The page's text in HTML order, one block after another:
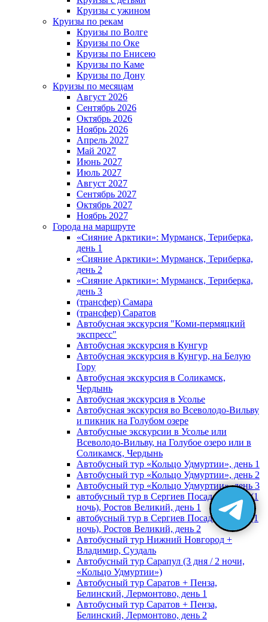
Круизы с ужином
Круизы по рекам
Круизы по Волге
Круизы по Оке
Круизы по Енисею
Круизы по Каме
Круизы по Дону
Круизы по месяцам
Август 2026
Сентябрь 2026
Октябрь 2026
Ноябрь 2026
Апрель 2027
Май 2027
Июнь 2027
Июль 2027
Август 2027
Сентябрь 2027
Октябрь 2027
Ноябрь 2027
Города на маршруте
«Сияние Арктики»: Мурманск, Териберка,
день 1
«Сияние Арктики»: Мурманск, Териберка,
день 2
«Сияние Арктики»: Мурманск, Териберка,
день 3
(трансфер) Самара
(трансфер) Саратов
Автобусная экскурсия "Коми-пермяцкий
экспресс"
Автобусная экскурсия в Кунгур
Автобусная экскурсия в Кунгур, на Белую
Гору
Автобусная экскурсия в Соликамск,
Чердынь
Автобусная экскурсия в Усолье
Автобусная экскурсия во Всеволодо-Вильву
и пикник на Голубом озере
Автобусные экскурсии в Усолье или
Всеволодо-Вильву, на Голубое озеро или в
Соликамск, Чердынь
Автобусный тур «Кольцо Удмуртии», день 1
Автобусный тур «Кольцо Удмуртии», день 2
Автобусный тур «Кольцо Удмуртии», день 3
автобусный тур в Сергиев Посад, Москву (1
ночь), Ростов Великий, день 1
автобусный тур в Сергиев Посад, Москву (1
ночь), Ростов Великий, день 2
Автобусный тур Нижний Новгород +
Владимир, Суздаль
Автобусный тур Сарапул (3 дня / 2 ночи,
«Кольцо Удмуртии»)
Автобусный тур Саратов + Пенза,
Белинский, Лермонтово, день 1
Автобусный тур Саратов + Пенза,
Белинский, Лермонтово, день 2